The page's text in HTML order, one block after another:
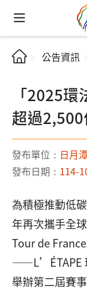
公告資訊
「2025
超過
發布單位： 日月
發布日期： 114-
為積極推動低
年再次攜手全
Tour de
——L’ÉTAPE
舉辦第二屆賽